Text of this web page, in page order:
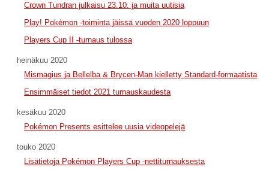
Crown Tundran julkaisu 23.10. ja muita uutisia
Play! Pokémon -toiminta jäissä vuoden 2020 loppuun
Players Cup II -turnaus tulossa
heinäkuu 2020
Mismagius ja Bellelba & Brycen-Man kielletty Standard-formaatista
Ensimmäiset tiedot 2021 turnauskaudesta
kesäkuu 2020
Pokémon Presents esittelee uusia videopelejä
touko 2020
Lisätietoja Pokémon Players Cup -nettiturnauksesta